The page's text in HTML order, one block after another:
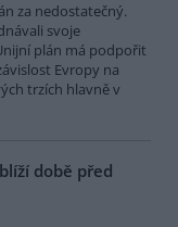
za nedostatečný.
svoje
plán má podpořit
Evropy na
trzích hlavně v
době před